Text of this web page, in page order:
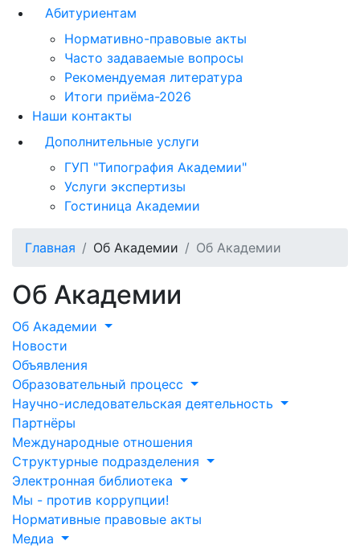
Абитуриентам
Нормативно-правовые акты
Часто задаваемые вопросы
Рекомендуемая литература
Итоги приёма-2026
Наши контакты
Дополнительные услуги
ГУП "Типография Академии"
Услуги экспертизы
Гостиница Академии
Главная Об Академии Об Академии
Об Академии
Об Академии
Новости
Объявления
Образовательный процесс
Научно-иследовательская деятельность
Партнёры
Международные отношения
Структурные подразделения
Электронная библиотека
Мы - против коррупции!
Нормативные правовые акты
Медиа